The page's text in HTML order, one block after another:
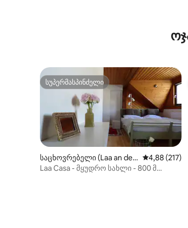
სუპერმასპინძელი
სუპერმასპინძელი
საცხოვრებელი (Laa an der
Thaya)
საშუალო
4,88 (217)
Laa Casa - მყუდრო სახლი - 800 მ